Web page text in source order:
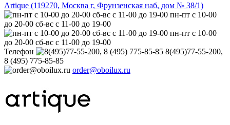
Artique (119270, Москва г, Фрунзенская наб, дом № 38/1)
пн-пт с 10-00
до 20-00 сб-вс с 11-00 до 19-00
пн-пт с 10-00
до 20-00 сб-вс с 11-00 до 19-00
Телефон
8(495)77-55-200,
8 (495) 775-85-85
order@oboilux.ru